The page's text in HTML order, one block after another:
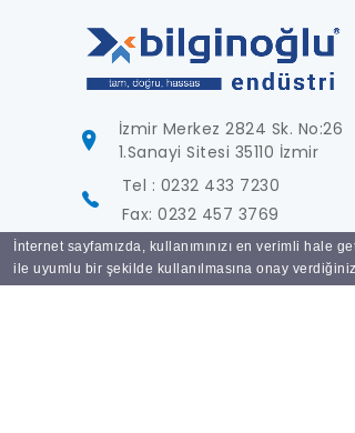
İnternet sayfamızda, kullanımınızı en verimli hale
ile uyumlu bir şekilde kullanılmasına onay
İzmir Merkez 2824 Sk. No:26
1.Sanayi Sitesi 35110 İzmir
Tel : 0232 433 7230
Fax: 0232 457 3769
info@bilginoglu.com